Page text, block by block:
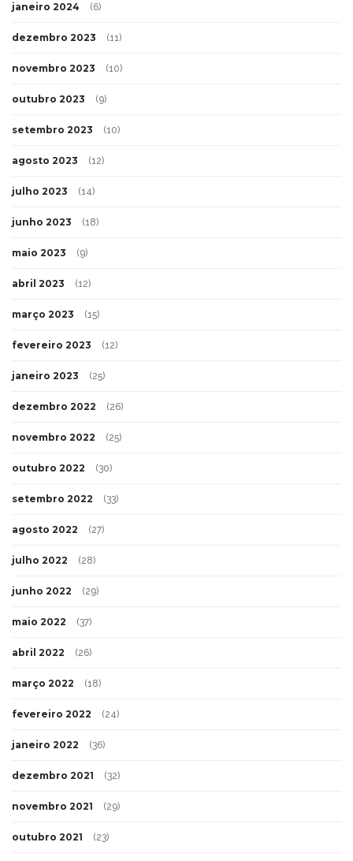
janeiro 2024 (6)
dezembro 2023 (11)
novembro 2023 (10)
outubro 2023 (9)
setembro 2023 (10)
agosto 2023 (12)
julho 2023 (14)
junho 2023 (18)
maio 2023 (9)
abril 2023 (12)
março 2023 (15)
fevereiro 2023 (12)
janeiro 2023 (25)
dezembro 2022 (26)
novembro 2022 (25)
outubro 2022 (30)
setembro 2022 (33)
agosto 2022 (27)
julho 2022 (28)
junho 2022 (29)
maio 2022 (37)
abril 2022 (26)
março 2022 (18)
fevereiro 2022 (24)
janeiro 2022 (36)
dezembro 2021 (32)
novembro 2021 (29)
outubro 2021 (23)